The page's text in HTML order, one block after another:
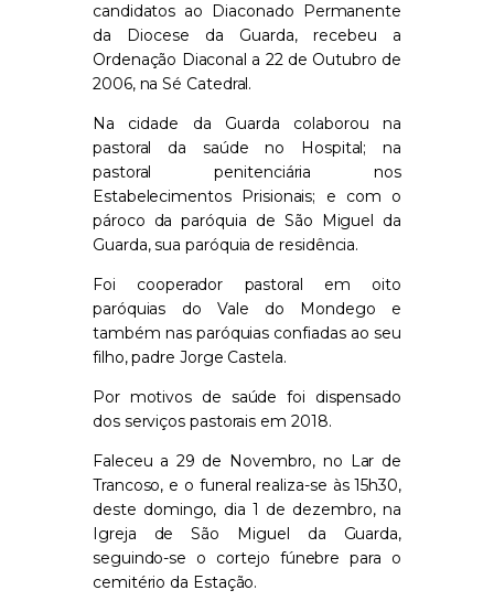
candidatos ao Diaconado Permanente
da Diocese da Guarda, recebeu a
Ordenação Diaconal a 22 de Outubro de
2006, na Sé Catedral.
Na cidade da Guarda colaborou na
pastoral da saúde no Hospital; na
pastoral penitenciária nos
Estabelecimentos Prisionais; e com o
pároco da paróquia de São Miguel da
Guarda, sua paróquia de residência.
Foi cooperador pastoral em oito
paróquias do Vale do Mondego e
também nas paróquias confiadas ao seu
filho, padre Jorge Castela.
Por motivos de saúde foi dispensado
dos serviços pastorais em 2018.
Faleceu a 29 de Novembro, no Lar de
Trancoso, e o funeral realiza-se às 15h30,
deste domingo, dia 1 de dezembro, na
Igreja de São Miguel da Guarda,
seguindo-se o cortejo fúnebre para o
cemitério da Estação.